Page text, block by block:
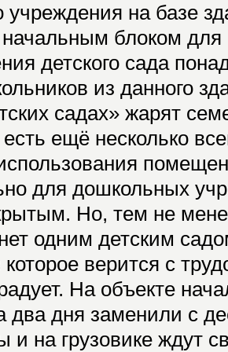
учреждения на базе
начальным блоком
детского сада
из данного
садах» жарят
ещё несколько
для дошкольных
Но, тем не
одним детским
верится с
На объекте
два дня заменили с
и на грузовике ждут